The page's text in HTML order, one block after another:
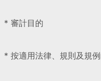
* 審計目的
* 按適用法律、規則及規